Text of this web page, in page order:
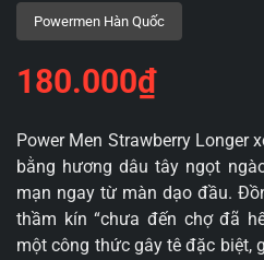
180.000₫
Power Men Strawberry Longer
bằng hương dâu tây ngọt
mạn ngay từ màn dạo đầu.
thầm kín “chưa đến chợ đã
một công thức gây tê đặc biệt,